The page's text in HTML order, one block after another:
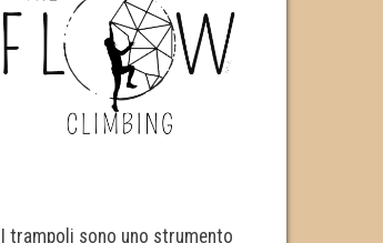
I trampoli sono uno strumento